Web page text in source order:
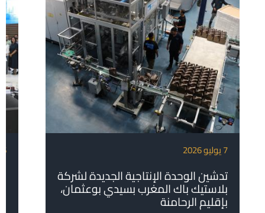
7 يوليو 2026
تدشين الوحدة الإنتاجية الجديدة لشركة
بلاستيك باك المغرب بسيدي بوعثمان،
بإقليم الرحامنة
6 يوليو 2026